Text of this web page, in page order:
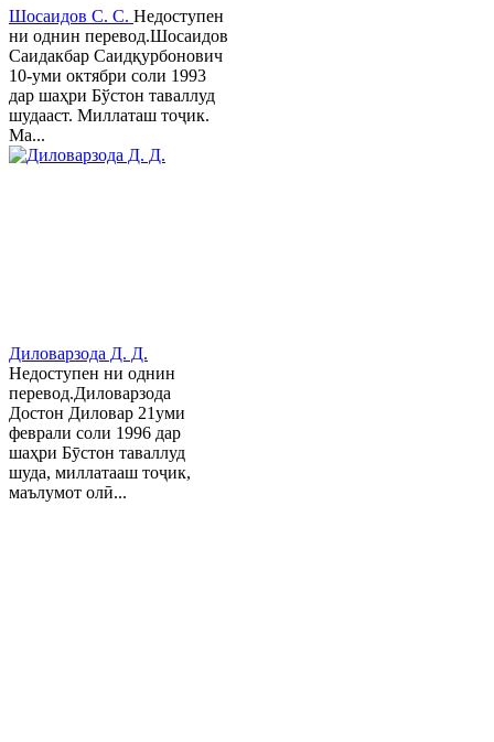
Шосаидов С. С. Недоступен
ни однин перевод.Шосаидов
Саидакбар Саидқурбонович
10-уми октябри соли 1993
дар шаҳри Бўстон таваллуд
шудааст. Миллаташ тоҷик.
Ма...
Диловарзода Д. Д.
Недоступен ни однин
перевод.Диловарзода
Достон Диловар 21уми
феврали соли 1996 дар
шаҳри Бӯстон таваллуд
шуда, миллатааш тоҷик,
маълумот олӣ...